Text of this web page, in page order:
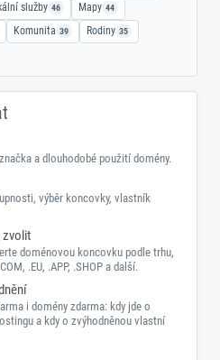
služby 46 Mapy 44
Komunita 39 Rodiny 35
a dlouhodobé použití domény.
výběr koncovky, vlastník
zvolit
doménovou koncovku podle trhu,
.EU, .APP, .SHOP a další.
i domény zdarma: kdy jde o
a kdy o zvýhodněnou vlastní